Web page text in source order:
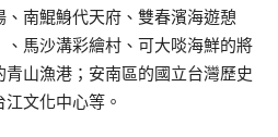
南鯤鯓代天府、雙春濱海遊憩
馬沙溝彩繪村、可大啖海鮮的將
山漁港；安南區的國立台灣歷史
文化中心等。